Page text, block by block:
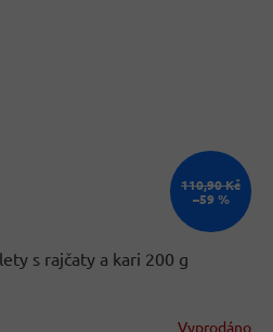
110,90 Kč
–59 %
s rajčaty a kari 200 g
Vyprodáno